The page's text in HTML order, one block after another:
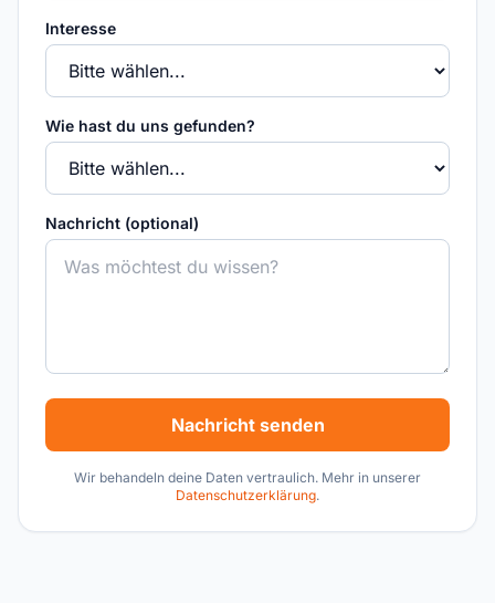
Interesse
Wie hast du uns gefunden?
Nachricht (optional)
Nachricht senden
Wir behandeln deine Daten vertraulich. Mehr in unserer
Datenschutzerklärung.